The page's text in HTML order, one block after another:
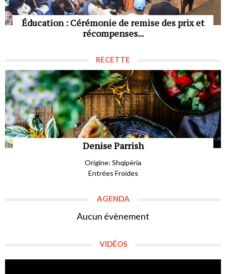
Éducation : Cérémonie de remise des prix et
récompenses...
RECETTE
Denise Parrish
Origine: Shqipëria
Entrées Froides
AGENDA
Aucun évènement
VIDÉOS